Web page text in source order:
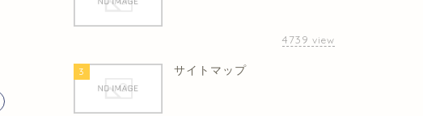
4739 view
3 サイトマップ